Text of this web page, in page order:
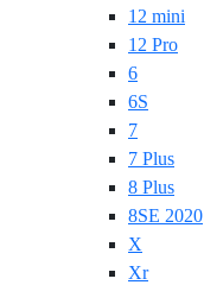
12 mini
12 Pro
6
6S
7
7 Plus
8 Plus
8SE 2020
X
Xr